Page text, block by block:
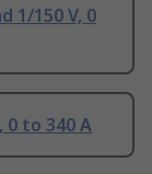
1/150 V, 0
0 to 340 A